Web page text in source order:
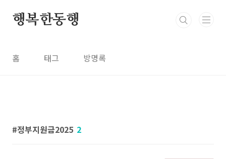
행복한동행
홈 태그 방명록
정부지원금2025 2